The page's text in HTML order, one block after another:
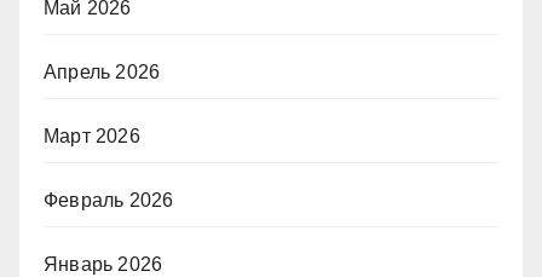
Май 2026
Апрель 2026
Март 2026
Февраль 2026
Январь 2026